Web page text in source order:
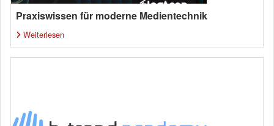
Praxiswissen für moderne Medientechnik
Weiterlesen